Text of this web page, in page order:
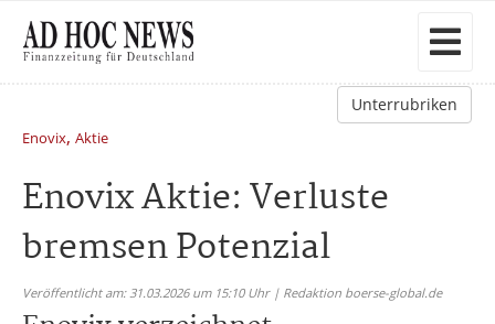
Unterrubriken
Enovix, Aktie
Enovix Aktie: Verluste
bremsen Potenzial
Veröffentlicht am: 31.03.2026 um 15:10 Uhr | Redaktion boerse-global.de